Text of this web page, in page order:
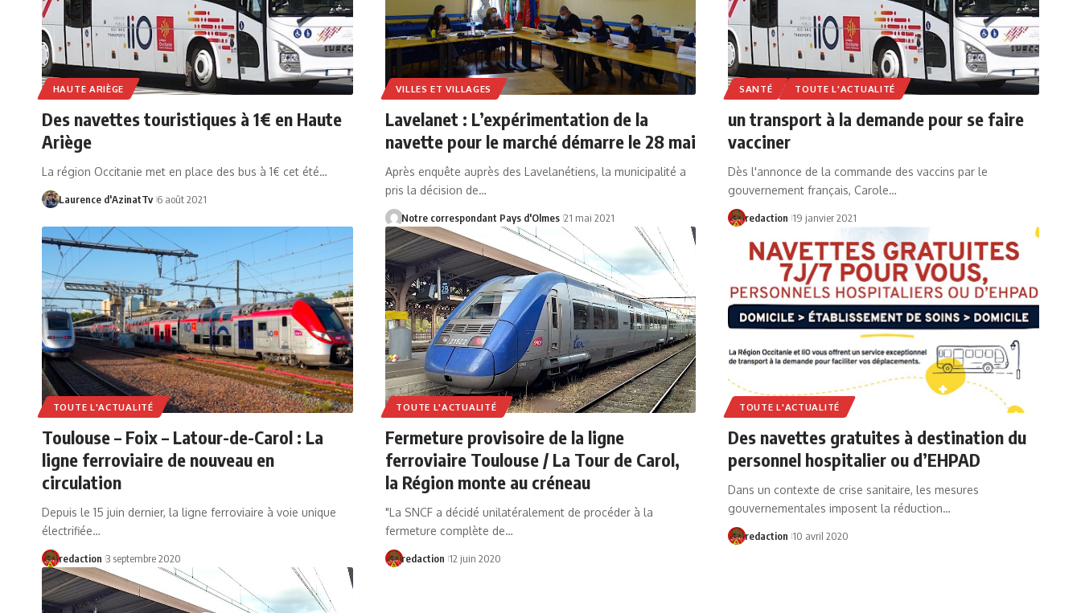
HAUTE ARIÈGE
Des navettes touristiques à 1€ en Haute
Ariège
La région Occitanie met en place des bus à 1€ cet été…
Laurence d'AzinatTv 6 août 2021
VILLES ET VILLAGES
Lavelanet : L’expérimentation de la
navette pour le marché démarre le 28 mai
Après enquête auprès des Lavelanétiens, la municipalité a
pris la décision de…
Notre correspondant Pays d'Olmes 21 mai 2021
SANTÉ TOUTE L'ACTUALITÉ
un transport à la demande pour se faire
vacciner
Dès l'annonce de la commande des vaccins par le
gouvernement français, Carole…
redaction 19 janvier 2021
TOUTE L'ACTUALITÉ
Toulouse – Foix – Latour-de-Carol : La
ligne ferroviaire de nouveau en
circulation
Depuis le 15 juin dernier, la ligne ferroviaire à voie unique
électrifiée…
redaction 3 septembre 2020
TOUTE L'ACTUALITÉ
Fermeture provisoire de la ligne
ferroviaire Toulouse / La Tour de Carol,
la Région monte au créneau
"La SNCF a décidé unilatéralement de procéder à la
fermeture complète de…
redaction 12 juin 2020
TOUTE L'ACTUALITÉ
Des navettes gratuites à destination du
personnel hospitalier ou d’EHPAD
Dans un contexte de crise sanitaire, les mesures
gouvernementales imposent la réduction…
redaction 10 avril 2020